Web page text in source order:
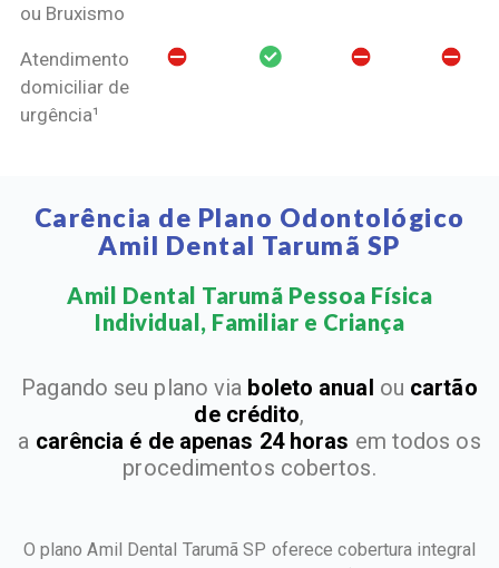
ou Bruxismo
Atendimento
domiciliar de
urgência¹
Carência de Plano Odontológico
Amil Dental Tarumã SP
Amil Dental Tarumã Pessoa Física
Individual, Familiar e Criança​
Pagando seu plano via boleto anual ou cartão
de crédito,
a carência é de apenas 24 horas em todos os
procedimentos cobertos.
O plano Amil Dental Tarumã SP oferece cobertura integral